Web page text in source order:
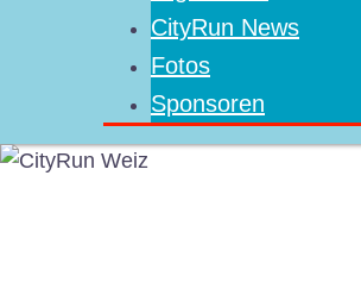
CityRun News
Fotos
Sponsoren